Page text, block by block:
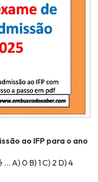
ao IFP para o ano
… A) 0 B) 1 C) 2 D) 4